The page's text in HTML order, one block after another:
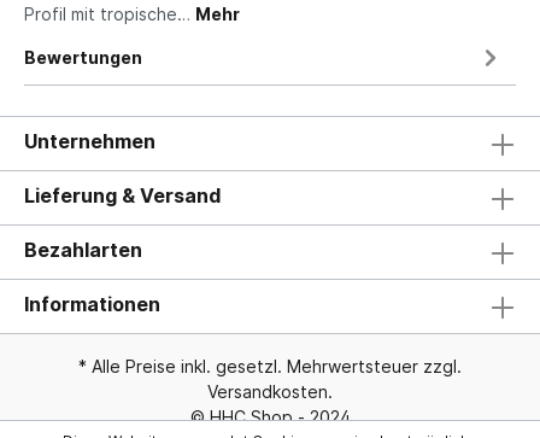
Profil mit tropische… Mehr
Bewertungen
Unternehmen
Lieferung & Versand
Bezahlarten
Informationen
* Alle Preise inkl. gesetzl. Mehrwertsteuer zzgl.
Versandkosten.
© HHC Shop - 2024